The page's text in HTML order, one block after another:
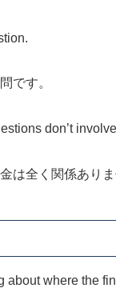
です。
don’t
は全く関係ありま
about where the